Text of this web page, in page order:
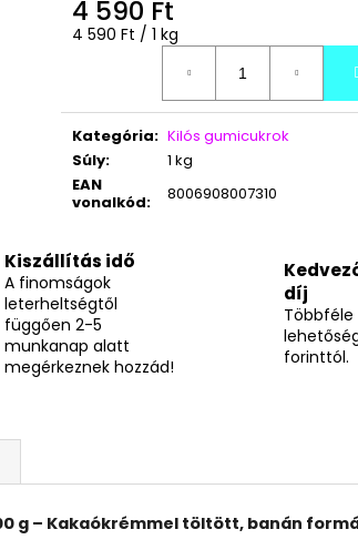
4 590 Ft
Egységár:
4 590 Ft / 1 kg
Kategória: Kilós gumicukrok
Súly:
1 kg
EAN
vonalkód: 8006908007310
Kiszállítás idő
A finomságok
leterheltségtől
függően 2-5
munkanap alatt
megérkeznek hozzád!
díj
Többféle
forinttól.
g – Kakaókrémmel töltött, banán
WAFERS KAKAÓ-CSOKI ÍZŰ
900G